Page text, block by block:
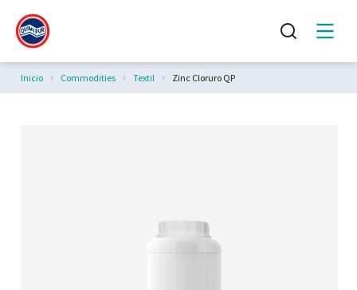
Estás aquí:
Inicio Commodities Textil Zinc Cloruro QP